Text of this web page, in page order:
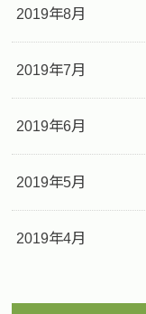
2019年8月
2019年7月
2019年6月
2019年5月
2019年4月